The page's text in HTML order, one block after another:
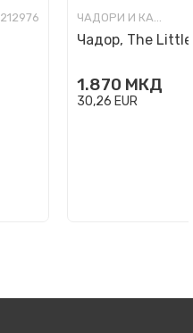
212976 ЧАДОРИ И КАБАНИЦИ
Чадор, The
1.870 МКД
30,26 EUR